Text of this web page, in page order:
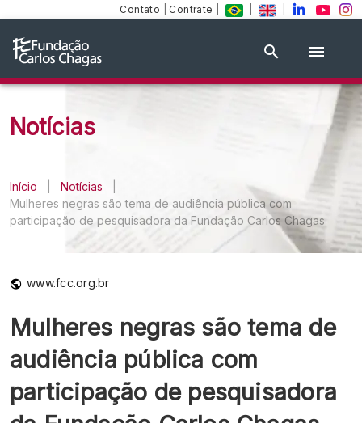
Contato Contrate
Notícias
Início Notícias
Mulheres negras são tema de audiência pública com
participação de pesquisadora da Fundação Carlos Chagas
www.fcc.org.br
Mulheres negras são tema de
audiência pública com
participação de pesquisadora